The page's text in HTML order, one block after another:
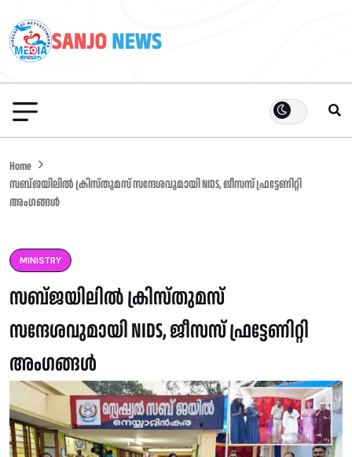
Home
സബ്ജയിലിൽ ക്രിസ്തുമസ് സന്ദേശവുമായി NIDS, ജീസസ് ഫ്രട്ടേണിറ്റി
അംഗങ്ങൾ
MINISTRY
സബ്ജയിലിൽ ക്രിസ്തുമസ്
സന്ദേശവുമായി NIDS, ജീസസ് ഫ്രട്ടേണിറ്റി
അംഗങ്ങൾ